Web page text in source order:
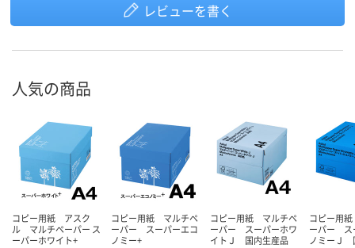
レビューを書く
人気の商品
コピー用紙 アスク
ル マルチペーパー ス
ーパーホワイト+
コピー用紙 マルチペ
ーパー スーパーエコ
ノミー+
コピー用紙 マルチペ
ーパー スーパーホワ
イトＪ 国内生産品
コピー用
ーパー ス
ノミーＪ